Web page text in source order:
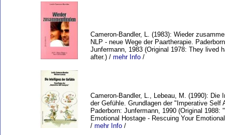
Cameron-Bandler, L. (1983): Wieder
NLP - neue Wege der Paartherapie.
Junfermann, 1983 (Original 1978: They lived
after.) / mehr Info /
Cameron-Bandler, L., Lebeau, M. (1990): Die
der Gefühle. Grundlagen der "Imperative Self
Paderborn: Junfermann, 1990 (Original 1988:
Emotional Hostage - Rescuing Your
/ mehr Info /